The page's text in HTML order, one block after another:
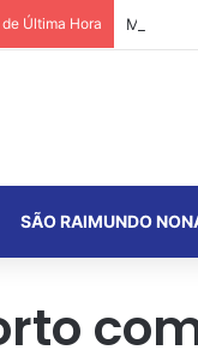
Última Hora
SÃO RAIMUNDO